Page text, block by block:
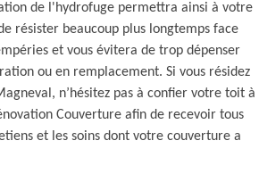
de l'hydrofuge permettra ainsi à votre
résister beaucoup plus longtemps face
et vous évitera de trop dépenser
ou en remplacement. Si vous résidez
n’hésitez pas à confier votre toit à
Couverture afin de recevoir tous
et les soins dont votre couverture a